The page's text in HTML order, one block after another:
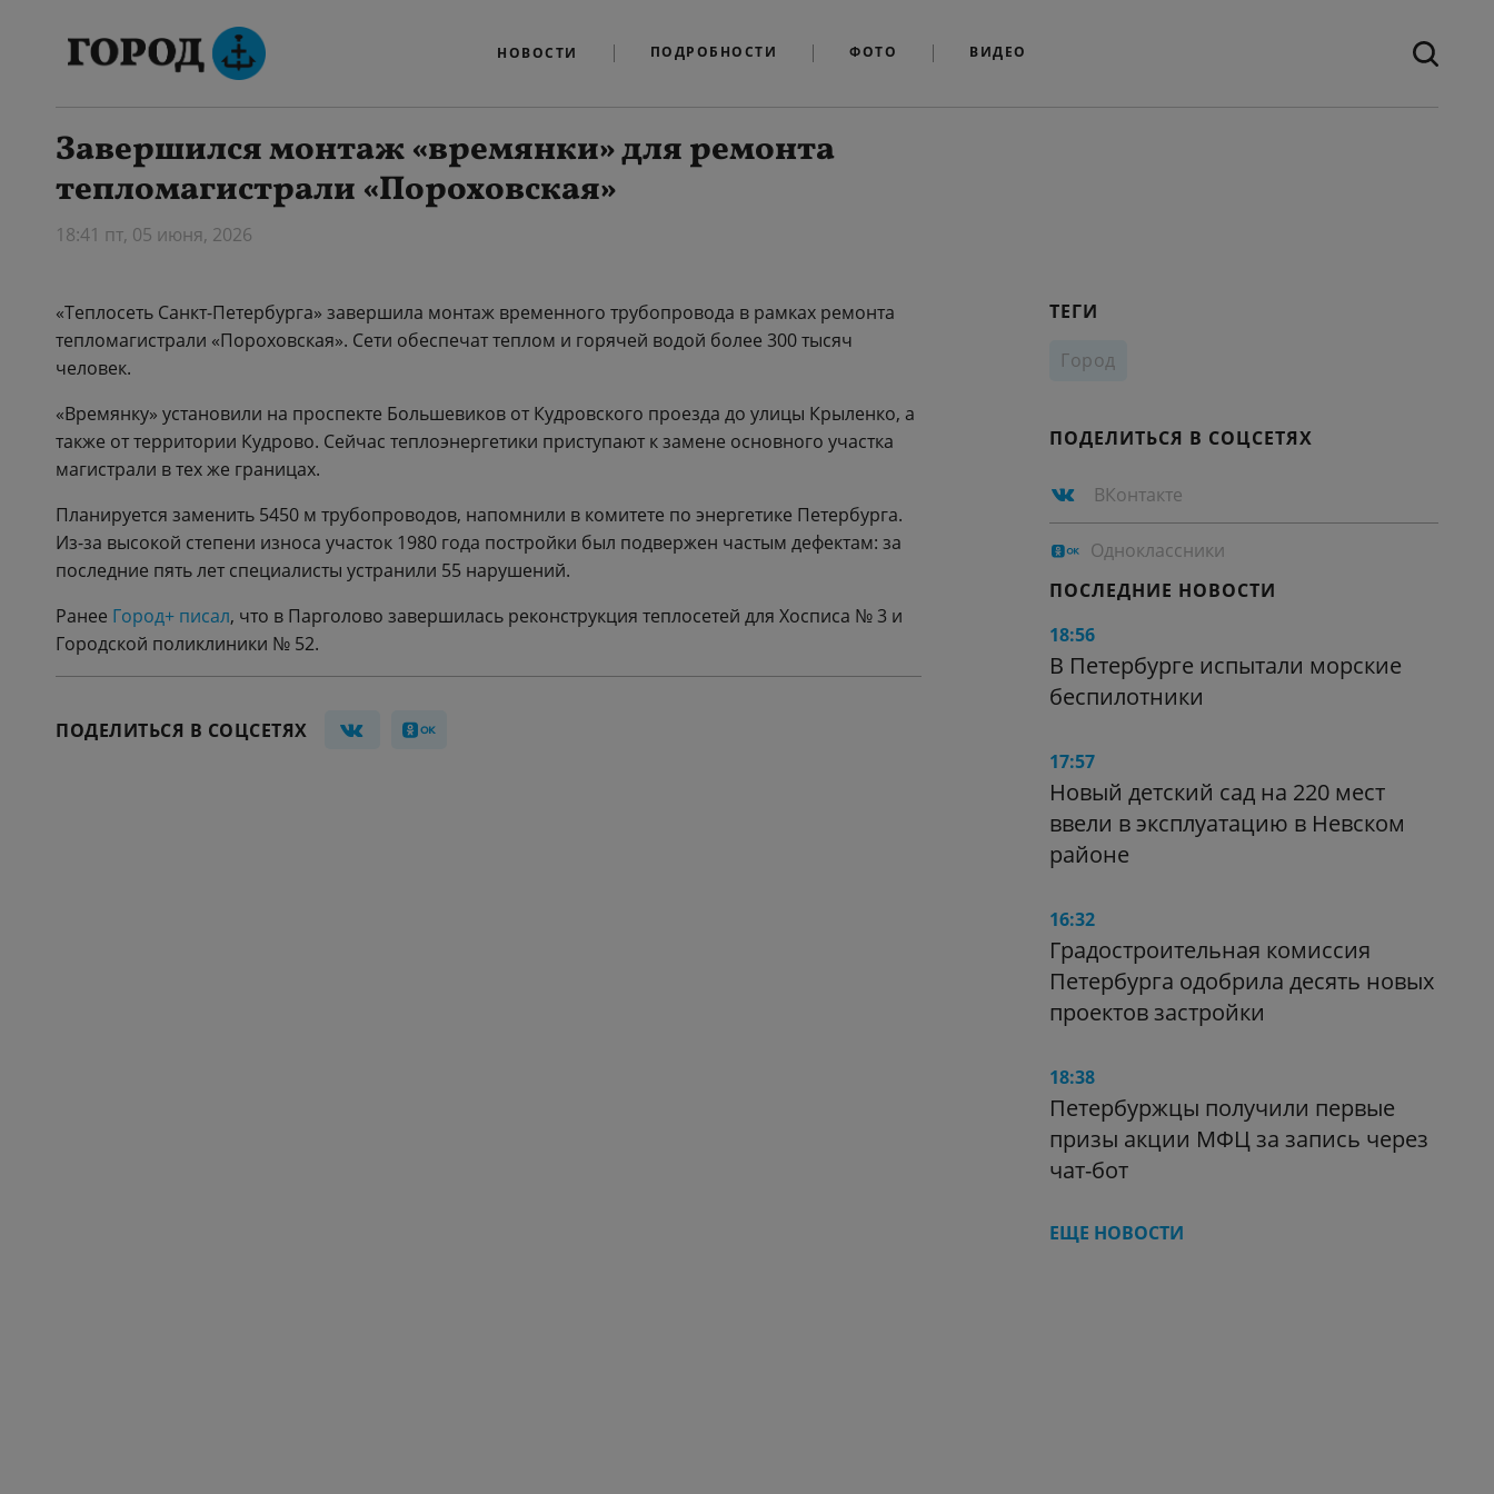
НОВОСТИ ПОДРОБНОСТИ ФОТО ВИДЕО
Завершился монтаж «времянки» для ремонта
тепломагистрали «Пороховская»
18:41 пт, 05 июня, 2026
«Теплосеть Санкт-Петербурга» завершила монтаж временного трубопровода в рамках ремонта
тепломагистрали «Пороховская». Сети обеспечат теплом и горячей водой более 300 тысяч
человек.
«Времянку» установили на проспекте Большевиков от Кудровского проезда до улицы Крыленко, а
также от территории Кудрово. Сейчас теплоэнергетики приступают к замене основного участка
магистрали в тех же границах.
Планируется заменить 5450 м трубопроводов, напомнили в комитете по энергетике Петербурга.
Из-за высокой степени износа участок 1980 года постройки был подвержен частым дефектам: за
последние пять лет специалисты устранили 55 нарушений.
Ранее Город+ писал, что в Парголово завершилась реконструкция теплосетей для Хосписа № 3 и
Городской поликлиники № 52.
ПОДЕЛИТЬСЯ В СОЦСЕТЯХ
ТЕГИ
Город
ПОДЕЛИТЬСЯ В СОЦСЕТЯХ
ВКонтакте
Одноклассники
ПОСЛЕДНИЕ НОВОСТИ
18:56
В Петербурге испытали морские
беспилотники
17:57
Новый детский сад на 220 мест
ввели в эксплуатацию в Невском
районе
16:32
Градостроительная комиссия
Петербурга одобрила десять новых
проектов застройки
18:38
Петербуржцы получили первые
призы акции МФЦ за запись через
чат-бот
ЕЩЕ НОВОСТИ